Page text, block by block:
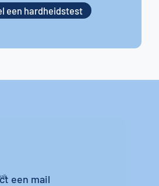
een hardheidstest
een mail